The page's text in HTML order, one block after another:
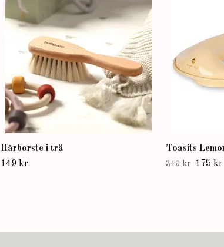
Hårborste i trä
149 kr
Toasits
349 kr 175 kr